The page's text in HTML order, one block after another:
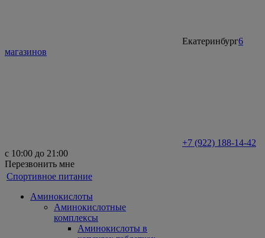
Екатеринбург6
магазинов
+7 (922) 188-14-42
с 10:00 до 21:00
Перезвонить мне
Спортивное питание
Аминокислоты
Аминокислотные
комплексы
Аминокислоты в